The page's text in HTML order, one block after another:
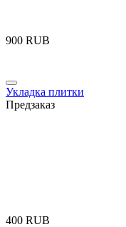
‍900‍ RUB
Укладка плитки
Предзаказ
‍400‍ RUB